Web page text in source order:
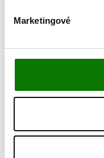
Marketingové